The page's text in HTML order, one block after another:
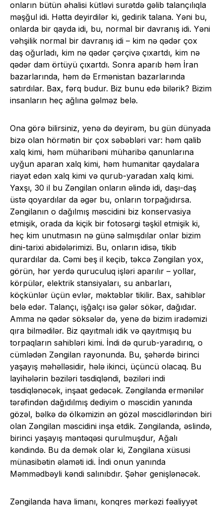
onların bütün əhalisi kütləvi surətdə gəlib talançılıqla
məşğul idi. Hətta deyirdilər ki, gedirik talana. Yəni bu,
onlarda bir qayda idi, bu, normal bir davranış idi. Yəni
vəhşilik normal bir davranış idi – kim nə qədər çox
daş oğurladı, kim nə qədər çərçivə çıxartdı, kim nə
qədər dam örtüyü çıxartdı. Sonra aparıb həm İran
bazarlarında, həm də Ermənistan bazarlarında
satırdılar. Bax, fərq budur. Biz bunu edə bilərik? Bizim
insanların heç ağlına gəlməz belə.
Ona görə bilirsiniz, yenə də deyirəm, bu gün dünyada
bizə olan hörmətin bir çox səbəbləri var: həm qalib
xalq kimi, həm müharibəni müharibə qanunlarına
uyğun aparan xalq kimi, həm humanitar qaydalara
riayət edən xalq kimi və qurub-yaradan xalq kimi.
Yaxşı, 30 il bu Zəngilan onların əlində idi, daşı-daş
üstə qoyardılar da əgər bu, onların torpağıdırsa.
Zəngilanın o dağılmış məscidini biz konservasiya
etmişik, orada da kiçik bir fotosərgi təşkil etmişik ki,
heç kim unutmasın nə günə salmışdılar onlar bizim
dini-tarixi abidələrimizi. Bu, onların idisə, tikib
qurardılar da. Cəmi beş il keçib, təkcə Zəngilan yox,
görün, hər yerdə quruculuq işləri aparılır – yollar,
körpülər, elektrik stansiyaları, su anbarları,
köçkünlər üçün evlər, məktəblər tikilir. Bax, sahiblər
belə edər. Talançı, işğalçı isə gələr sökər, dağıdar.
Amma nə qədər söksələr də, yenə də bizim iradəmizi
qıra bilmədilər. Biz qayıtmalı idik və qayıtmışıq bu
torpaqların sahibləri kimi. İndi də qurub-yaradırıq, o
cümlədən Zəngilan rayonunda. Bu, şəhərdə birinci
yaşayış məhəlləsidir, hələ ikinci, üçüncü olacaq. Bu
layihələrin bəziləri təsdiqləndi, bəziləri indi
təsdiqlənəcək, inşaat gedəcək. Zəngilanda ermənilər
tərəfindən dağıdılmış dediyim o məscidin yanında
gözəl, bəlkə də ölkəmizin ən gözəl məscidlərindən biri
olan Zəngilan məscidini inşa etdik. Zəngilanda, əslində,
birinci yaşayış məntəqəsi qurulmuşdur, Ağalı
kəndində. Bu da demək olar ki, Zəngilana xüsusi
münasibətin əlaməti idi. İndi onun yanında
Məmmədbəyli kəndi salınıbdır. Şəhər genişlənəcək.
Zəngilanda hava limanı, konqres mərkəzi fəaliyyət